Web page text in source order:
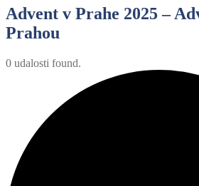
Advent v Prahe 2025 –
Prahou
0 udalosti found.